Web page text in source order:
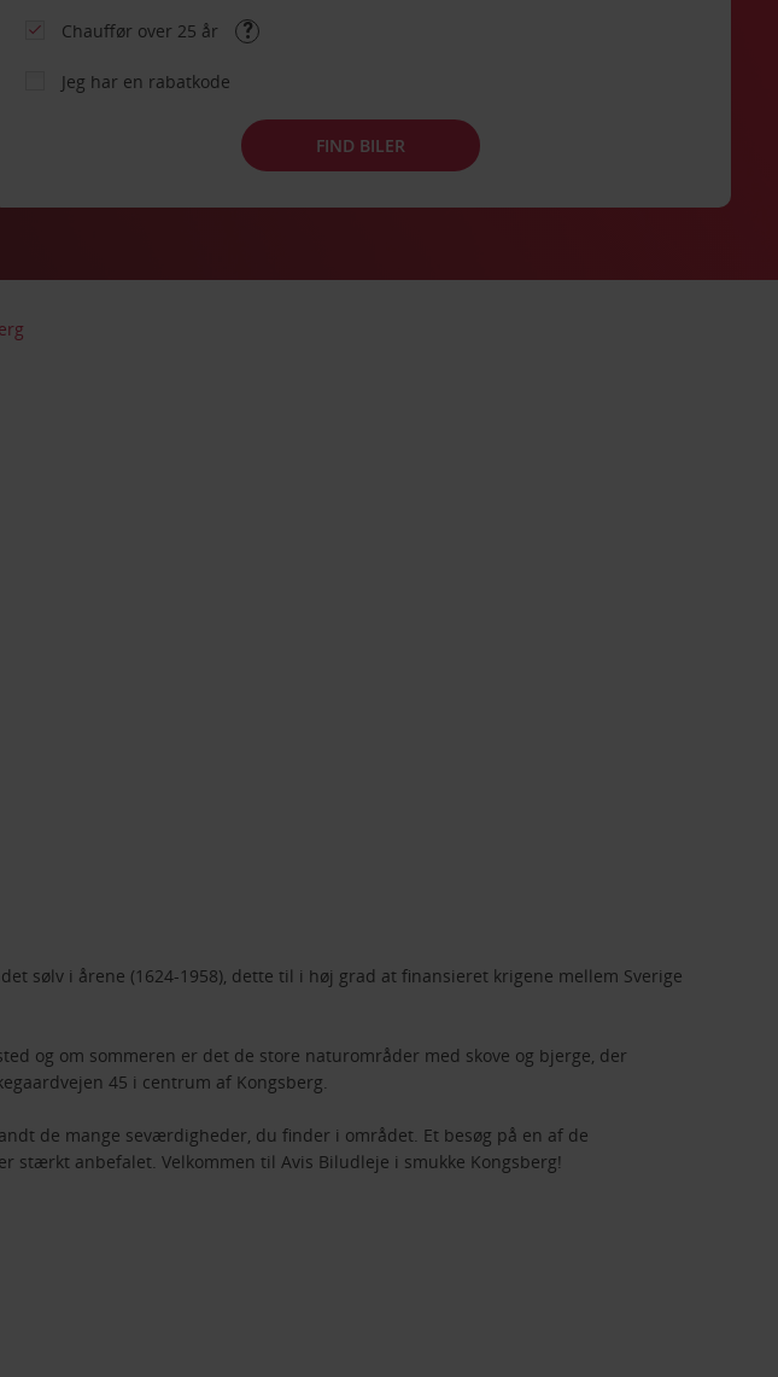
Chauffør over 25 år
Jeg har en rabatkode
FIND BILER
sølv i årene (1624-1958), dette til i høj grad at finansieret krigene mellem Sverige
og om sommeren er det de store naturområder med skove og bjerge, der
45 i centrum af Kongsberg.
de mange seværdigheder, du finder i området. Et besøg på en af de
stærkt anbefalet. Velkommen til Avis Biludleje i smukke Kongsberg!